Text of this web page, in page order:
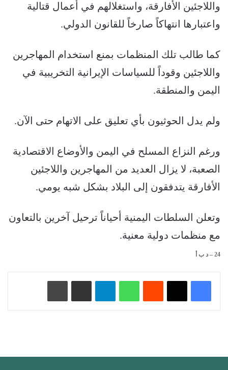
واللاجئين الأفارقة، واستغلالهم في أعمال قتالية
واعتبارها انتهاكاً صارخاً للقانون الدولي.
كما طالب تلك المنظمات بمنع استخدام المهاجرين
واللاجئين وقوداً للسياسات الإيرانية التخريبية في
اليمن والمنطقة.
ولم يدل الحوثيون بأي تعليق على الاتهام حتى الآن.
ورغم النزاع المسلح في اليمن والأوضاع الاقتصادية
الصعبة، لا يزال العديد من المهاجرين واللاجئين
الأفارقة يتدفقون إلى البلاد بشكل شبه يومي.
وتعلن السلطات اليمنية أحياناً ترحيل آخرين بالتعاون
مع منظمات دولية معنية.
24 – د ب أ
واتساب تيلقرام